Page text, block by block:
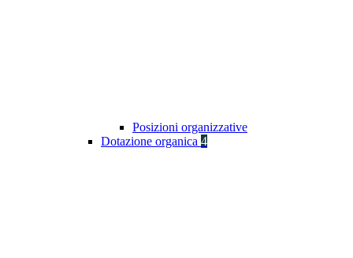
Posizioni organizzative
Dotazione organica 4